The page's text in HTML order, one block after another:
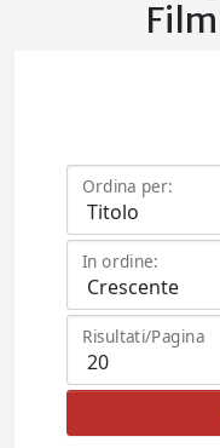
Ordina per:
In ordine:
Risultati/Pagina